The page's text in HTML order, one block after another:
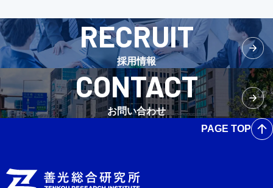
RECRUIT
採用情報
CONTACT
お問い合わせ
PAGE TOP